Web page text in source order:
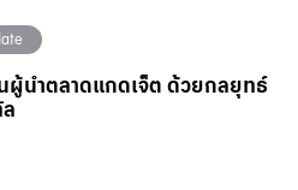
ผู้นำตลาดแกดเจ็ต ด้วยกลยุทธ์